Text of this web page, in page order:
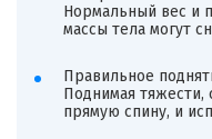
Нормальный вес и
массы тела могут
Правильное
Поднимая тяжести,
прямую спину, и